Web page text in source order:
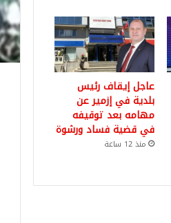
عاجل إيقاف رئيس
بلدية في إزمير عن
مهامه بعد توقيفه
في قضية فساد ورشوة
منذ 12 ساعة